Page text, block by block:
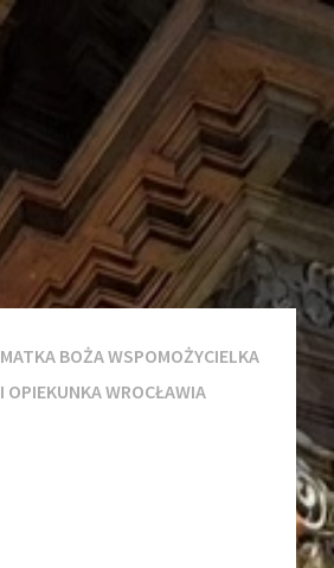
MATKA BOŻA WSPOMOŻYCIELKA
I OPIEKUNKA WROCŁAWIA